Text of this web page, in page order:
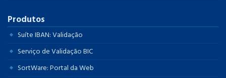
Produtos
Suíte IBAN: Validação
Serviço de Validação BIC
SortWare: Portal da Web